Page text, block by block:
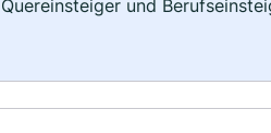
Quereinsteiger und